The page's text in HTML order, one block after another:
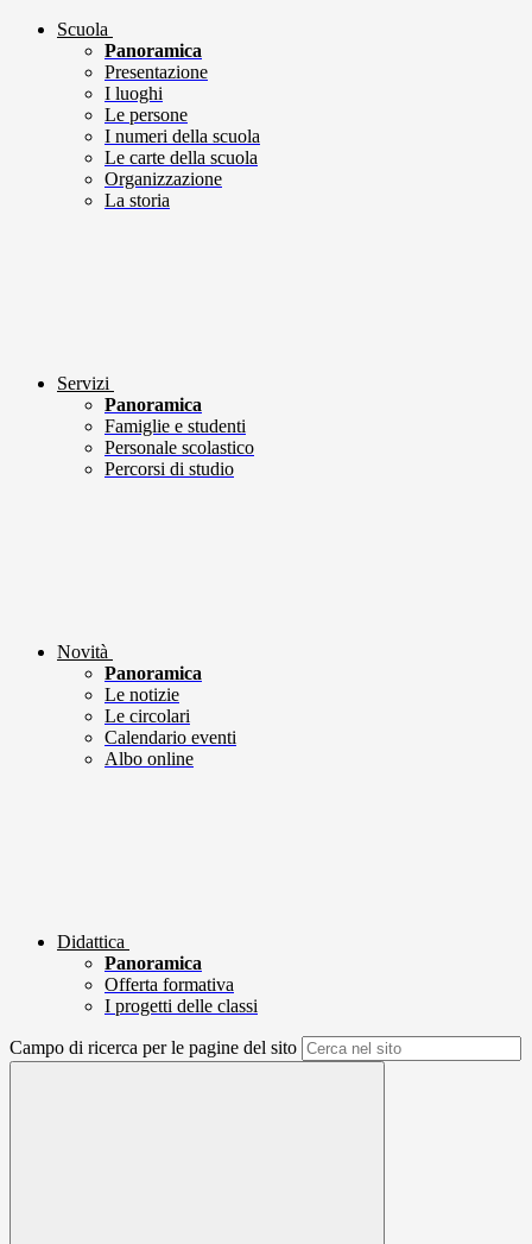
Scuola
Panoramica
Presentazione
I luoghi
Le persone
I numeri della scuola
Le carte della scuola
Organizzazione
La storia
Servizi
Panoramica
Famiglie e studenti
Personale scolastico
Percorsi di studio
Novità
Panoramica
Le notizie
Le circolari
Calendario eventi
Albo online
Didattica
Panoramica
Offerta formativa
I progetti delle classi
Campo di ricerca per le pagine del sito